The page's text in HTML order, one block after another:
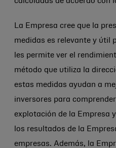
La Empresa cree que la
medidas es relevante y útil
les permite ver el
método que utiliza la
estas medidas ayudan a
inversores para
explotación de la Empresa
los resultados de la
empresas. Además, la